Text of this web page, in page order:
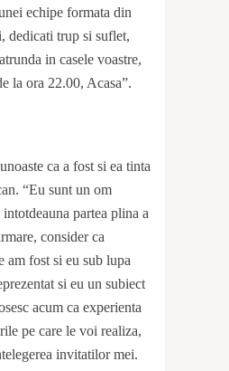
echipe formata din
dedicati trup si suflet,
in casele voastre,
la ora 22.00, Acasa”.
ca a fost si ea tinta
“Eu sunt un om
partea plina a
consider ca
am fost si eu sub lupa
si eu un subiect
acum ca experienta
pe care le voi realiza,
invitatilor mei.